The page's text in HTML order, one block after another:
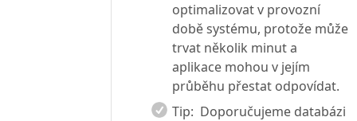
optimalizovat v provozní
době systému, protože může
trvat několik minut a
aplikace mohou v jejím
průběhu přestat odpovídat.
Tip: Doporučujeme databázi